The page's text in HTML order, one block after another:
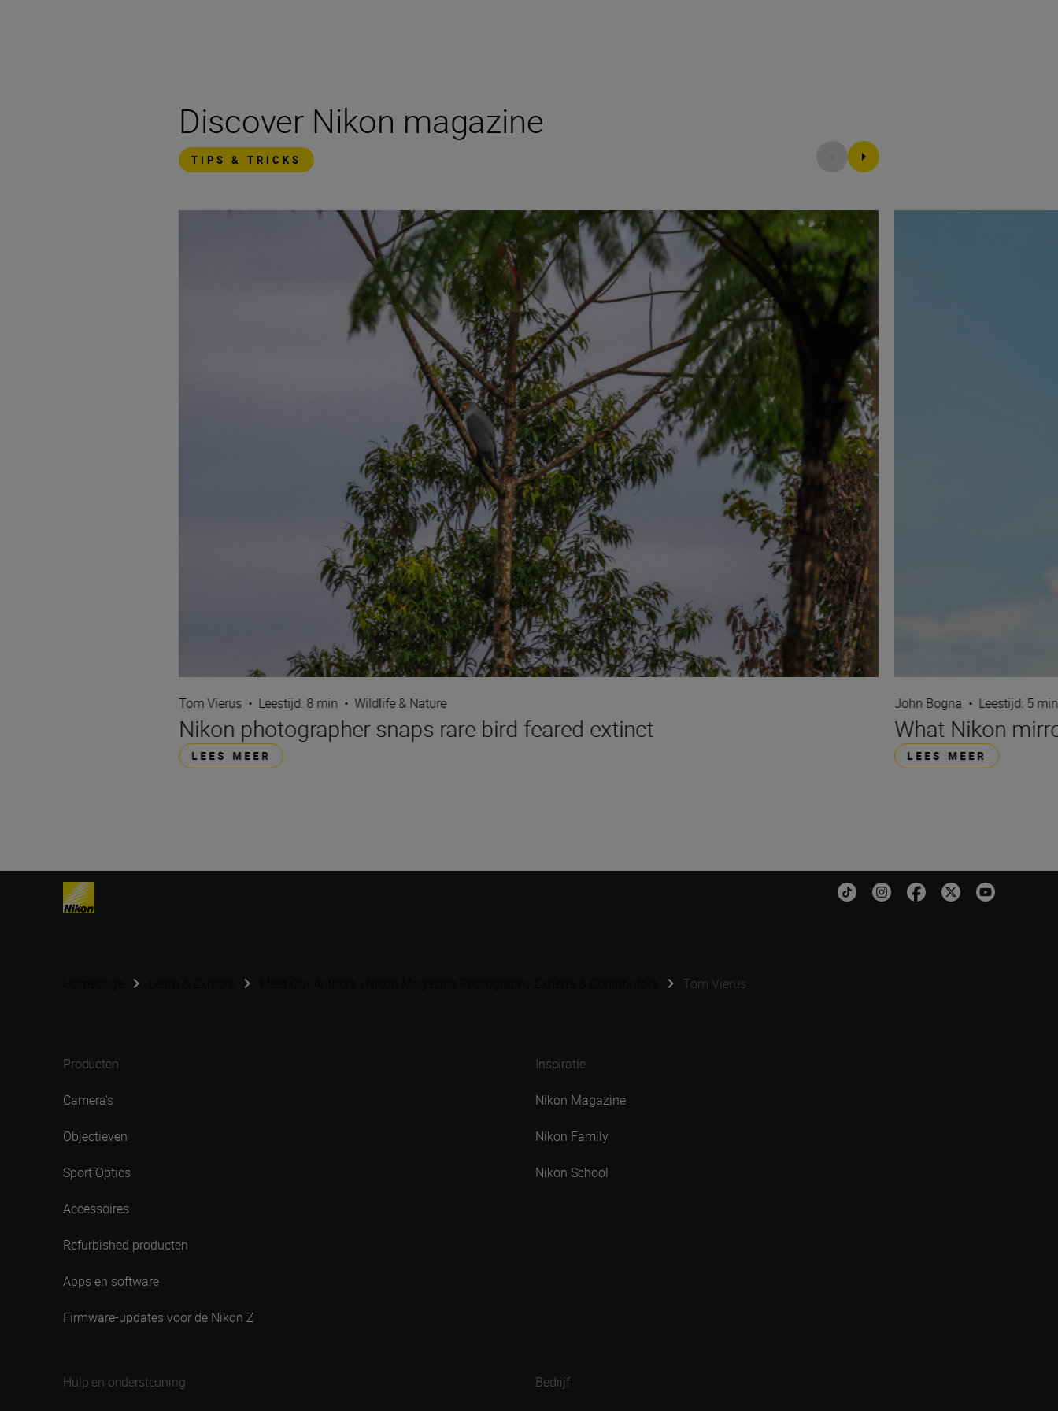
Discover Nikon magazine
TIPS & TRICKS
Tom Vierus • Leestijd: 8 min • Wildlife & Nature
Nikon photographer snaps rare bird feared extinct
LEES MEER
John Bogna • Leestijd: 5 min
What Nikon
LEES MEER
Tom Vierus
Producten
Camera's
Objectieven
Sport Optics
Accessoires
Refurbished producten
Apps en software
Firmware-updates voor de Nikon Z
Inspiratie
Nikon Magazine
Nikon Family
Nikon School
Hulp en ondersteuning Bedrijf